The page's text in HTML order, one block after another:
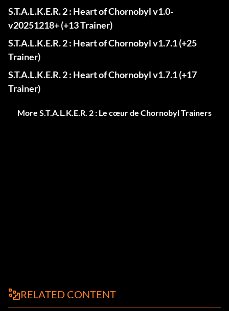
S.T.A.L.K.E.R. 2 : Heart of Chornobyl v1.0-
v20251218+ (+13 Trainer)
S.T.A.L.K.E.R. 2 : Heart of Chornobyl v1.7.1 (+25
Trainer)
S.T.A.L.K.E.R. 2 : Heart of Chornobyl v1.7.1 (+17
Trainer)
More S.T.A.L.K.E.R. 2 : Le cœur de Chornobyl Trainers
RELATED CONTENT